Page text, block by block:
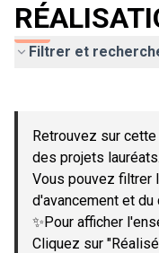
Filtrer et
−
Retrouvez sur
des projets lauréats.
Vous pouvez filtrer
d'avancement et du
✨Pour afficher
Cliquez sur